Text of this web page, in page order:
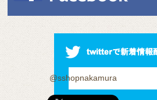
@sshopnakamura